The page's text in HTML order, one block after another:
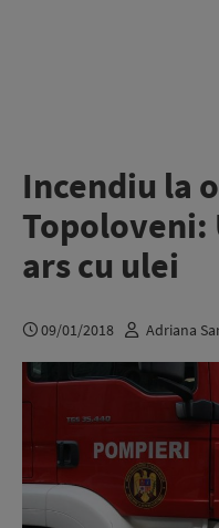
Incendiu la
Topoloveni:
ars cu ulei
09/01/2018 Adriana